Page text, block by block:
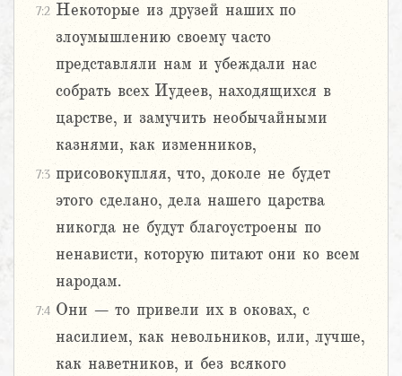
7:2 Некоторые из друзей наших по
злоумышлению своему часто
представляли нам и убеждали нас
собрать всех Иудеев, находящихся в
царстве, и замучить необычайными
казнями, как изменников,
7:3 присовокупляя, что, доколе не будет
этого сделано, дела нашего царства
никогда не будут благоустроены по
ненависти, которую питают они ко всем
народам.
7:4 Они – то привели их в оковах, с
насилием, как невольников, или, лучше,
как наветников, и без всякого